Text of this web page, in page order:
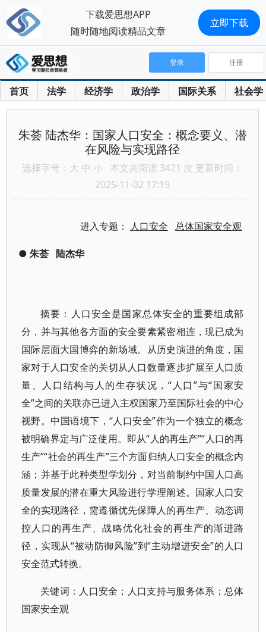
首页 法学 经济学 政治学 国际关系 社会学
登录 注册
朱荟 陆杰华：国家人口安全：概念要义、潜
在风险与实现路径
选择字号： 大 中 小 本文共阅读 3421 次 更新时间：
2025-11-02 17:19
进入专题： 人口安全 总体国家安全观
● 朱荟 陆杰华
摘要：人口安全是国家总体安全的重要组成部
分，并与其他各方面的安全要素紧密相连，现已成为
国际层面大国博弈的新场域。从历史演进的角度，国
家对于人口安全的关切从人口数量逐步扩展至人口质
量、人口结构与人的生存状况，“人口”与“国家安
全”之间的关联亦已进入主权国家乃至国际社会的中心
视野。中国语境下，“人口安全”作为一个独立的概念
被明确界定与广泛使用。即从“人的再生产”“人口的再
生产”“社会的再生产”三个方面归纳人口安全的概念内
涵；并基于此种类型学划分，对当前制约中国人口高
质量发展的潜在重大风险进行学理阐述。国家人口安
全的实现路径，需遵循优先保障人的再生产、动态调
控人口的再生产、战略优化社会的再生产的渐进路
径，实现从“被动防御风险”到“主动增进安全”的人口
安全范式转换。
关键词：人口安全；人口支持与服务体系；总体
国家安全观
下载爱思想APP
随时随地阅读精品文章
立即下载